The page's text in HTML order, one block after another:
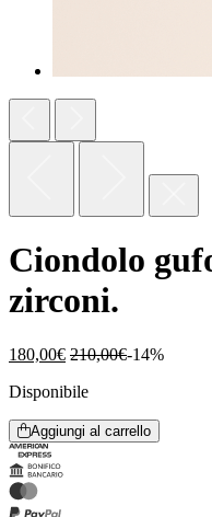
Ciondolo
zirconi.
180,00€ 210,00€-14%
Disponibile
Aggiungi al carrello